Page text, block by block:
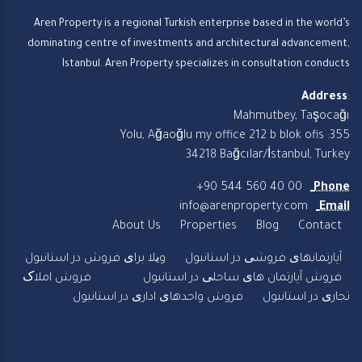
Aren Property is a regional Turkish enterprise based in the world’s
dominating centre of investments and architectural advancement,
Istanbul. Aren Property specializes in consultation conducts
Address:
Mahmutbey, Taşocağı
Yolu, Ağaoğlu my office 212 b blok ofis :355
34218 Bağcılar/İstanbul, Turkey
Phone
+90 544 560 40 00
Email
info@arenproperty.com
About Us
Properties Blog Contact
آپارتمانهای فروشی در استانبول
ویلا برای فروش در استانبول
فروش آپارتمان های ساحلی در استانبول
فروش املاک
تجاری در استانبول
فروش واحدهای اداری در استانبول